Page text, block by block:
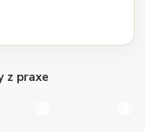
z praxe